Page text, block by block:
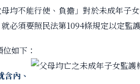
均不能行使、負擔」對於未成年子
必須要照民法第1094條規定以定監
如下：
含內、